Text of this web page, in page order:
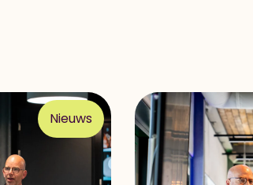
Nieuws